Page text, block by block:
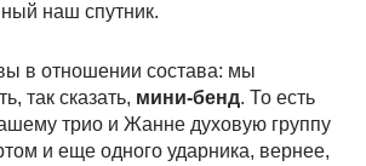
наш спутник.
в отношении состава: мы
так сказать, мини-бенд. То есть
трио и Жанне духовую группу
и еще одного ударника, вернее,